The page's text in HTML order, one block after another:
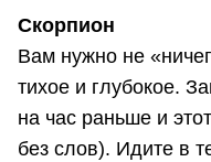
Скорпион
Вам нужно не
тихое и глубокое.
на час раньше и
без слов). Идите в